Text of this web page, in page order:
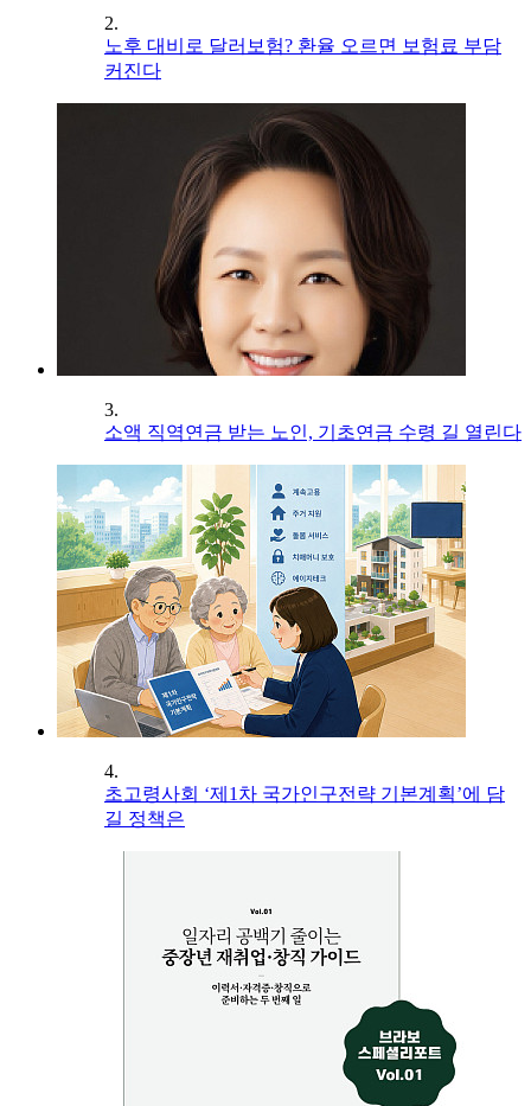
2.
노후 대비로 달러보험? 환율 오르면 보험료 부담
커진다
3.
소액 직역연금 받는 노인, 기초연금 수령 길 열린다
4.
초고령사회 ‘제1차 국가인구전략 기본계획’에 담
길 정책은